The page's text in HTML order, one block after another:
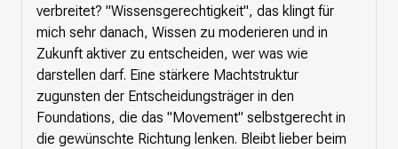
verbreitet? "Wissensgerechtigkeit", das klingt für
mich sehr danach, Wissen zu moderieren und in
Zukunft aktiver zu entscheiden, wer was wie
darstellen darf. Eine stärkere Machtstruktur
zugunsten der Entscheidungsträger in den
Foundations, die das "Movement" selbstgerecht in
die gewünschte Richtung lenken. Bleibt lieber beim